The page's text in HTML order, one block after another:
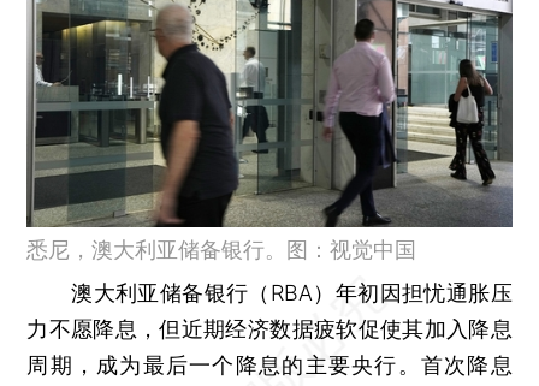
悉尼，澳大利亚储备银行。图：视觉中国
澳大利亚储备银行（RBA）年初因担忧通胀压
力不愿降息，但近期经济数据疲软促使其加入降息
周期，成为最后一个降息的主要央行。首次降息